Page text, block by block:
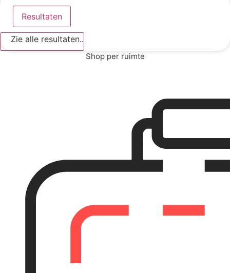
Resultaten
Zie alle resultaten..
Shop per ruimte